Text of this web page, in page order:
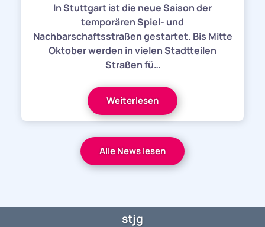
In Stuttgart ist die neue Saison der
temporären Spiel- und
Nachbarschaftsstraßen gestartet. Bis Mitte
Oktober werden in vielen Stadtteilen
Straßen fü…
Weiterlesen
Alle News lesen
stjg